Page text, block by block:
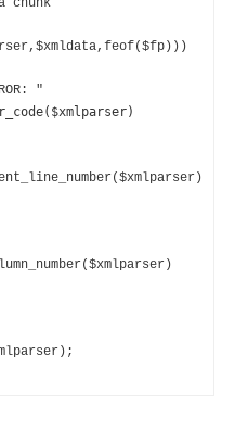
chunk
"